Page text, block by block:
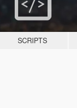
SCRIPTS